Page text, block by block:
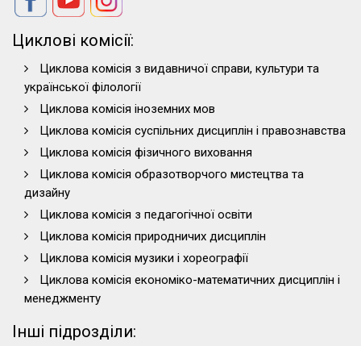
Циклові комісії:
Циклова комісія з видавничої справи, культури та
української філології
Циклова комісія іноземних мов
Циклова комісія суспільних дисциплін і правознавства
Циклова комісія фізичного виховання
Циклова комісія образотворчого мистецтва та
дизайну
Циклова комісія з педагогічної освіти
Циклова комісія природничих дисциплін
Циклова комісія музики і хореографії
Циклова комісія економіко-математичних дисциплін і
менеджменту
Інші підрозділи: